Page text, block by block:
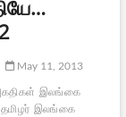
May 11, 2013
இலங்கை
இலங்கை